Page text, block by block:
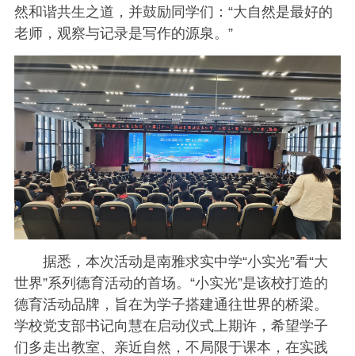
然和谐共生之道，并鼓励同学们：“大自然是最好的
老师，观察与记录是写作的源泉。”
据悉，本次活动是南雅求实中学“小实光”看“大
世界”系列德育活动的首场。“小实光”是该校打造的
德育活动品牌，旨在为学子搭建通往世界的桥梁。
学校党支部书记向慧在启动仪式上期许，希望学子
们多走出教室、亲近自然，不局限于课本，在实践